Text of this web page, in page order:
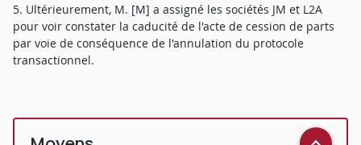
5. Ultérieurement, M. [M] a assigné les sociétés JM et L2A
pour voir constater la caducité de l'acte de cession de parts
par voie de conséquence de l'annulation du protocole
transactionnel.